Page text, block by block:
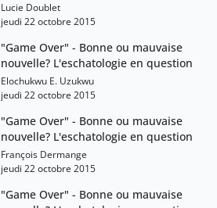
Lucie Doublet
jeudi 22 octobre 2015
"Game Over" - Bonne ou mauvaise
nouvelle? L'eschatologie en question
Elochukwu E. Uzukwu
jeudi 22 octobre 2015
"Game Over" - Bonne ou mauvaise
nouvelle? L'eschatologie en question
François Dermange
jeudi 22 octobre 2015
"Game Over" - Bonne ou mauvaise